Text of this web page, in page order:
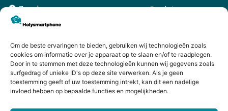
Om de beste ervaringen te bieden, gebruiken wij technologieën zoals
cookies om informatie over je apparaat op te slaan en/of te raadplegen.
Door in te stemmen met deze technologieën kunnen wij gegevens zoals
surfgedrag of unieke ID's op deze site verwerken. Als je geen
toestemming geeft of uw toestemming intrekt, kan dit een nadelige
invloed hebben op bepaalde functies en mogelijkheden.
Zondag:
Gesloten ​ ​ ​ ​ ​ ​ ​
ACCOUNT
Bestellingen
Mijn winkelwagen
HANDIGE LINKS
Levering en retourneren